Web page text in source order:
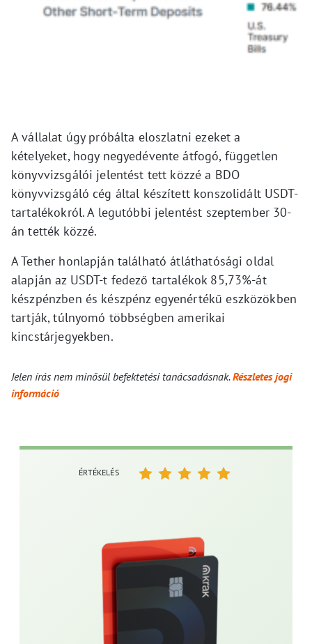
A vállalat úgy próbálta eloszlatni ezeket a
kételyeket, hogy negyedévente átfogó, független
könyvvizsgálói jelentést tett közzé a BDO
könyvvizsgáló cég által készített konszolidált USDT-
tartalékokról. A legutóbbi jelentést szeptember 30-
án tették közzé.
A Tether honlapján található átláthatósági oldal
alapján az USDT-t fedező tartalékok 85,73%-át
készpénzben és készpénz egyenértékű eszközökben
tartják, túlnyomó többségben amerikai
kincstárjegyekben.
Jelen írás nem minősül befektetési tanácsadásnak.Részletes jogi
információ
ÉRTÉKELÉS